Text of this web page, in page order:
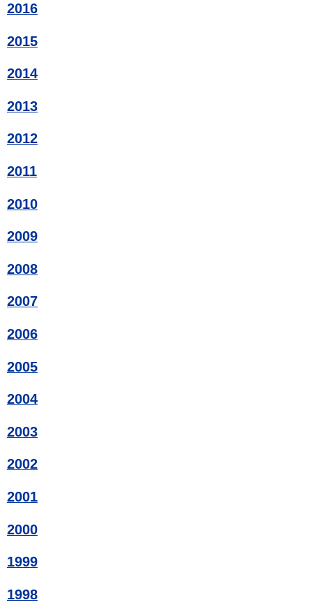
2016
2015
2014
2013
2012
2011
2010
2009
2008
2007
2006
2005
2004
2003
2002
2001
2000
1999
1998